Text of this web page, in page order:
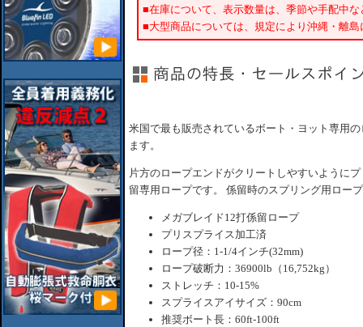
■在庫について、表示数量は、季節や手配中
■大型商品については、規定により沖縄・離
米国で最も販売されているボート・ヨット専用
ます。
片方のロープエンドがクリートしやすいように
留専用ロープです。 係留時のスプリング用ロー
メガブレイド12打係留ロープ
プリスプライス加工済
ロープ径：1-1/4インチ(32mm)
ロープ破断力：36900lb（16,752kg）
ストレッチ：10-15%
スプライスアイサイズ：90cm
推奨ボート長：60ft-100ft